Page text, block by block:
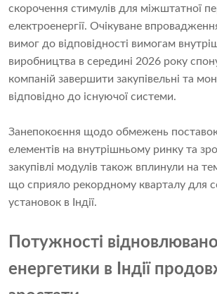
скорочення стимулів для міжштатної
електроенергії. Очікуване
вимог до відповідності вимогам
виробництва в середині 2026 року
компаній завершити закупівельні та
відповідно до існуючої системи.
Занепокоєння щодо обмежень
елементів на внутрішньому ринку та
закупівлі модулів також вплинули на
що сприяло рекордному кварталу для
установок в Індії.
Потужності
енергетики в Індії